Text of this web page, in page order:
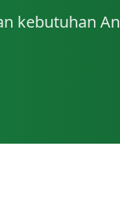
kebutuhan